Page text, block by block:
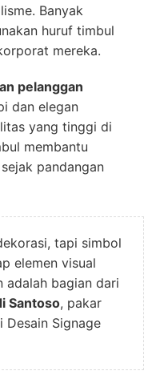
Banyak
huruf timbul
mereka.
pelanggan
dan elegan
yang tinggi di
membantu
pandangan
tapi simbol
elemen visual
adalah bagian dari
Santoso, pakar
Desain Signage